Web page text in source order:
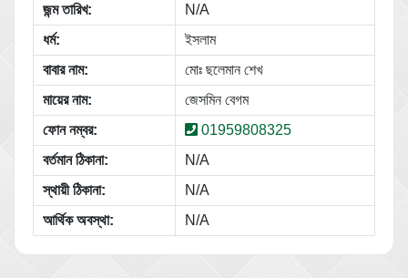
জন্ম তারিখ:
N/A
ধর্ম:
ইসলাম
বাবার নাম:
মোঃ ছলেমান শেখ
মায়ের নাম:
জেসমিন বেগম
ফোন নম্বর:
01959808325
বর্তমান ঠিকানা:
N/A
স্থায়ী ঠিকানা:
N/A
আর্থিক অবস্থা:
N/A